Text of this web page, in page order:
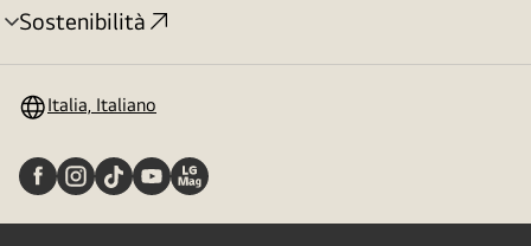
Sostenibilità
Attivazione
Italia, Italiano